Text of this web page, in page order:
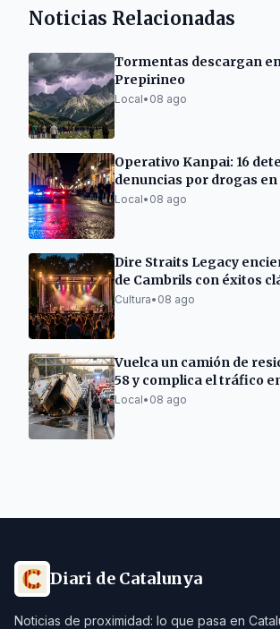
Noticias Relacionadas
Tormentas descargan
Prepirineo
Local• 08 ago
Operativo Kanpai: 16
denuncias por drogas en
Tarragona
Local• 08 ago
Dire Straits Legacy
de Cambrils con éxitos
Cultura• 08 ago
Vuelca un camión de
58 y complica el tráfico
Local• 08 ago
Diari de Catalunya
Noticias de proximidad: lo que pasa en